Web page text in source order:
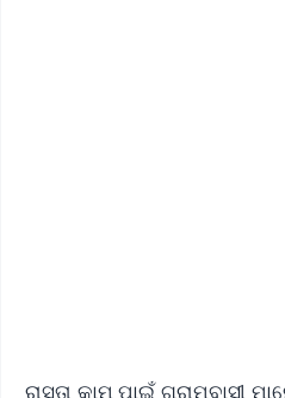
ରାସ୍ତା କାମ ପାଇଁ ଗ୍ରାମବାସୀ